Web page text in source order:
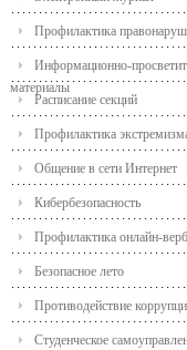
Профилактика
Информационно-
материалы
Расписание секций
Профилактика
Общение в сети Интернет
Кибербезопасность
Профилактика онлайн-
Безопасное лето
Противодействие
Студенческое